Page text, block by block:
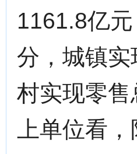
1161.8亿
分，城镇
村实现零
上单位看